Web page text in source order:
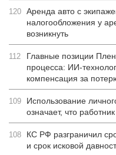
120 Аренда авто с
налогообложения у
возникнуть
112
Главные позиции
процесса: ИИ-
компенсация за
109
Использование
означает, что
108
КС РФ разграничил
и срок исковой